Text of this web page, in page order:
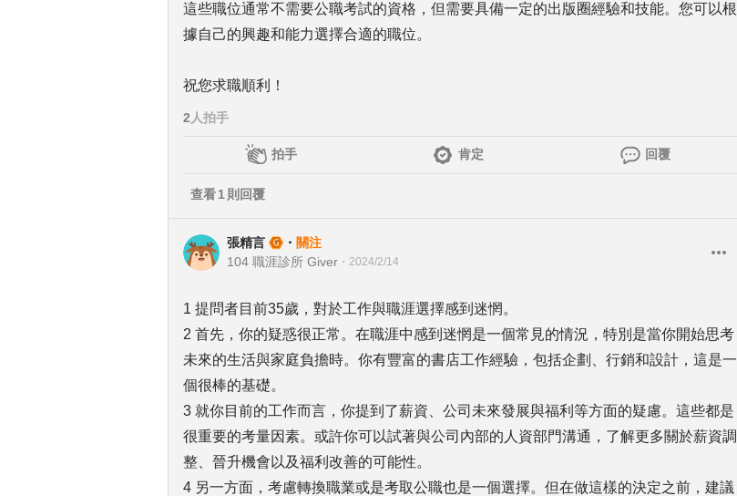
這些職位通常不需要公職考試的資格，但需要具備一定的出版圈經驗和技能。您可以根
據自己的興趣和能力選擇合適的職位。
祝您求職順利！
2 人拍手
拍手 肯定 回覆
查看1 則回覆
張精言 ・ 關注
104 職涯診所 Giver ・ 2024/2/14
1 提問者目前35歲，對於工作與職涯選擇感到迷惘。
2 首先，你的疑惑很正常。在職涯中感到迷惘是一個常見的情況，特別是當你開始思考
未來的生活與家庭負擔時。你有豐富的書店工作經驗，包括企劃、行銷和設計，這是一
個很棒的基礎。
3 就你目前的工作而言，你提到了薪資、公司未來發展與福利等方面的疑慮。這些都是
很重要的考量因素。或許你可以試著與公司內部的人資部門溝通，了解更多關於薪資調
整、晉升機會以及福利改善的可能性。
4 另一方面，考慮轉換職業或是考取公職也是一個選擇。但在做這樣的決定之前，建議